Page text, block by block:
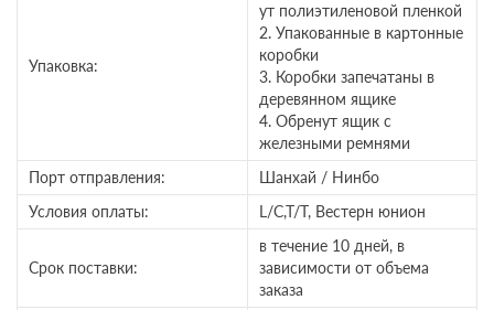
Упаковка:
ут полиэтиленовой пленкой
2. Упакованные в картонные
коробки
3. Коробки запечатаны в
деревянном ящике
4. Обренут ящик с
железными ремнями
Порт отправления:
Шанхай / Нинбо
Условия оплаты:
L/C,T/T, Вестерн юнион
Срок поставки:
в течение 10 дней, в
зависимости от объема
заказа